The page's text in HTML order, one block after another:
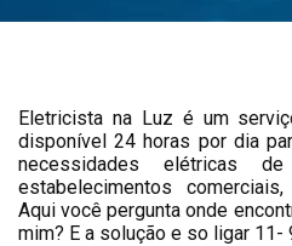
Eletricista na Luz é um
disponível 24 horas por dia
necessidades elétricas
estabelecimentos
Aqui você pergunta onde
mim? E a solução e so ligar 11-